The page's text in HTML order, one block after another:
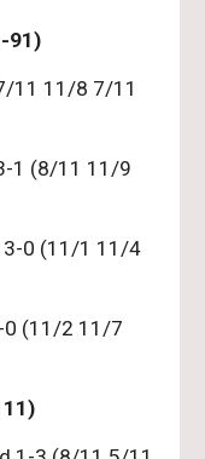
91)
11 11/8 7/11
1 (8/11 11/9
3-0 (11/1 11/4
0 (11/2 11/7